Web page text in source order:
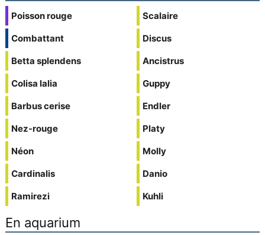
Poisson rouge
Combattant
Betta splendens
Colisa lalia
Barbus cerise
Nez-rouge
Néon
Cardinalis
Ramirezi
Scalaire
Discus
Ancistrus
Guppy
Endler
Platy
Molly
Danio
Kuhli
En aquarium